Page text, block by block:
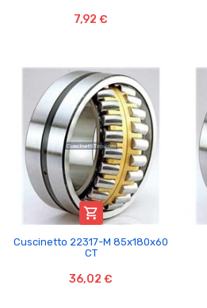
7,92 €

Cuscinetto 22317-M 85x180x60
CT
36,02 €